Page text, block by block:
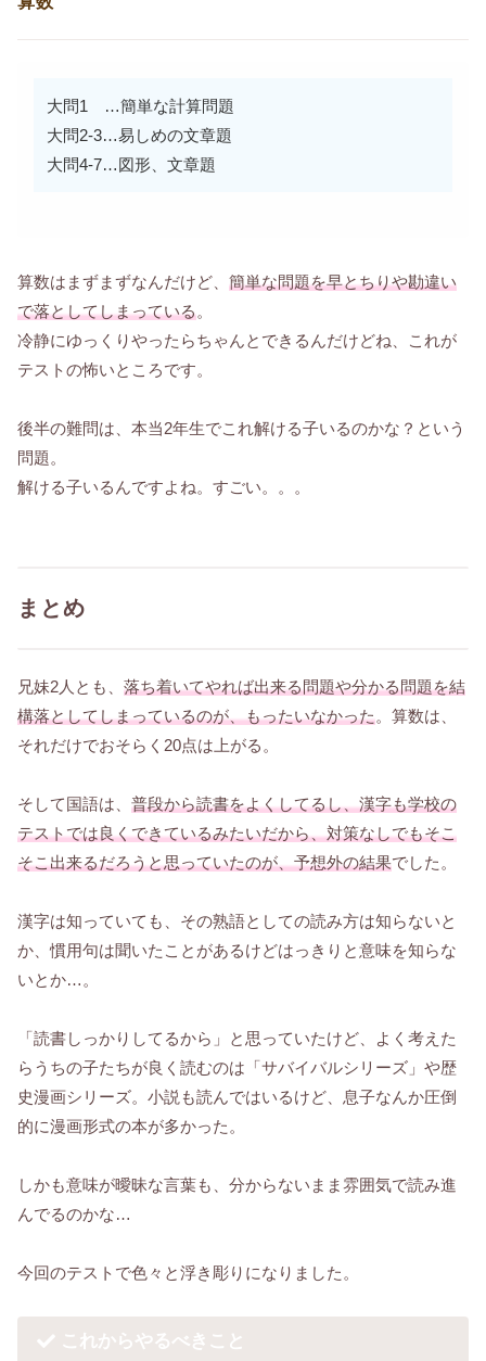
大問1 …簡単な計算問題
大問2-3…易しめの文章題
大問4-7…図形、文章題
算数はまずまずなんだけど、 簡単な問題を早とちりや勘違い
で落としてしまっている。
冷静にゆっくりやったらちゃんとできるんだけどね、これが
テストの怖いところです。
後半の難問は、本当2年生でこれ解ける子いるのかな？という
問題。
解ける子いるんですよね。すごい。。。
まとめ
兄妹2人とも、 落ち着いてやれば出来る問題や分かる問題を結
構落としてしまっているのが、もったいなかった。算数は、
それだけでおそらく20点は上がる。
そして国語は、 普段から読書をよくしてるし、漢字も学校の
テストでは良くできているみたいだから、対策なしでもそこ
そこ出来るだろうと思っていたのが、予想外の結果でした。
漢字は知っていても、その熟語としての読み方は知らないと
か、慣用句は聞いたことがあるけどはっきりと意味を知らな
いとか…。
「読書しっかりしてるから」と思っていたけど、よく考えた
らうちの子たちが良く読むのは「サバイバルシリーズ」や歴
史漫画シリーズ。小説も読んではいるけど、息子なんか圧倒
的に漫画形式の本が多かった。
しかも意味が曖昧な言葉も、分からないまま雰囲気で読み進
んでるのかな…
今回のテストで色々と浮き彫りになりました。
これからやるべきこと